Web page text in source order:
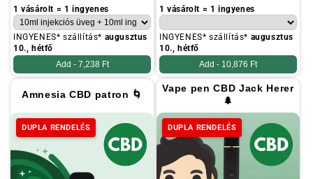
ár
1 vásárolt = 1 ingyenes
INGYENES* szállítás* augusztus
10., hétfő
Add - 7,238 Ft
ár
1 vásárolt = 1 ingyenes
INGYENES* szállítás* augusztus
10., hétfő
Add - 10,876 Ft
Amnesia CBD patron 🌀
DUPLA RENDELÉS
Vape pen CBD Jack Herer
🌲
DUPLA RENDELÉS